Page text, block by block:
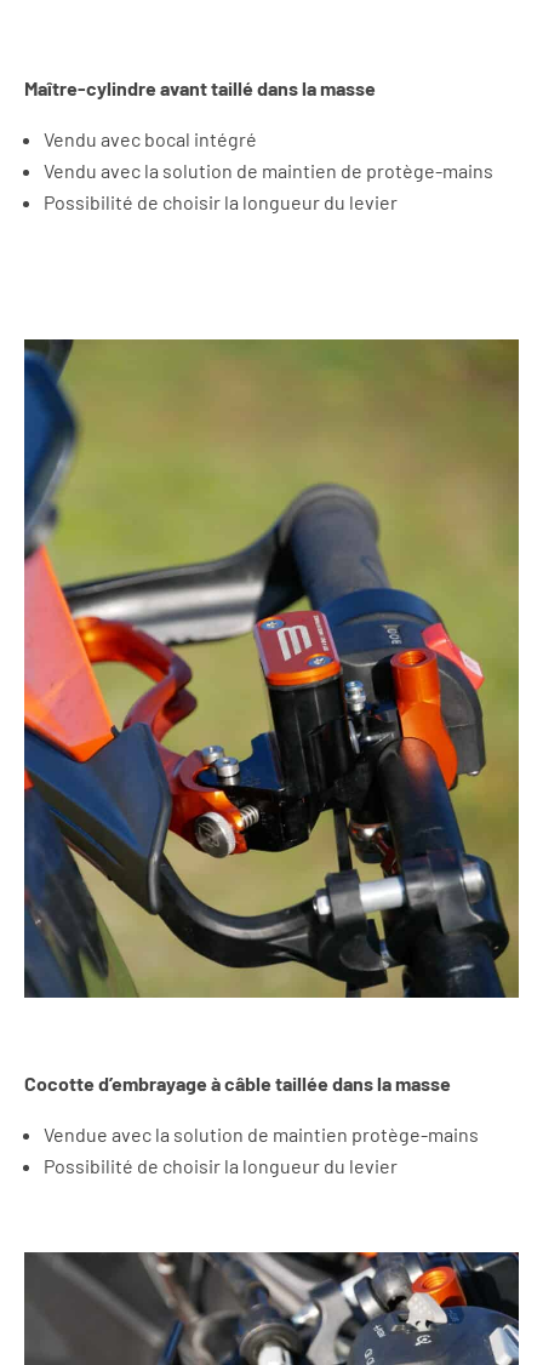
Maître-cylindre avant taillé dans la masse
Vendu avec bocal intégré
Vendu avec la solution de maintien de protège-mains
Possibilité de choisir la longueur du levier
Cocotte d’embrayage à câble taillée dans la masse
Vendue avec la solution de maintien protège-mains
Possibilité de choisir la longueur du levier